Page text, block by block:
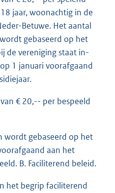
jaar, woonachtig in de
Betuwe. Het aantal
gebaseerd op het
de vereniging staat in-
1 januari voorafgaand
€ 20,-- per bespeeld
wordt gebaseerd op het
aan het
B. Faciliterend beleid.
het begrip faciliterend